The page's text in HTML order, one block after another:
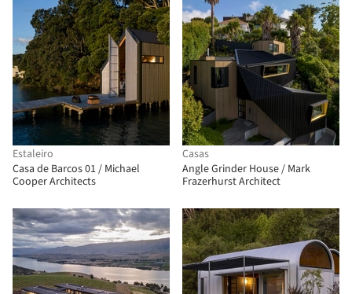
Estaleiro
Casa de Barcos 01 / Michael
Cooper Architects
Casas
Angle Grinder House / Mark
Frazerhurst Architect